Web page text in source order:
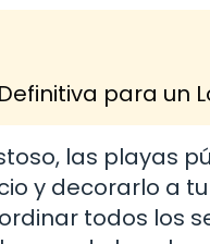
para un
las playas
y decorarlo a
todos los